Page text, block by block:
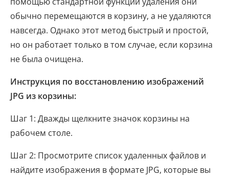
обычно перемещаются в корзину, а не удаляются
навсегда. Однако этот метод быстрый и простой,
но он работает только в том случае, если корзина
не была очищена.
Инструкция по восстановлению изображений
JPG из корзины:
Шаг 1: Дважды щелкните значок корзины на
рабочем столе.
Шаг 2: Просмотрите список удаленных файлов и
найдите изображения в формате JPG, которые вы